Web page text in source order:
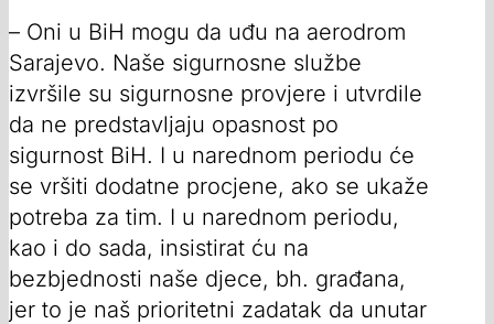
– Oni u BiH mogu da uđu na aerodrom
Sarajevo. Naše sigurnosne službe
izvršile su sigurnosne provjere i utvrdile
da ne predstavljaju opasnost po
sigurnost BiH. I u narednom periodu će
se vršiti dodatne procjene, ako se ukaže
potreba za tim. I u narednom periodu,
kao i do sada, insistirat ću na
bezbjednosti naše djece, bh. građana,
jer to je naš prioritetni zadatak da unutar